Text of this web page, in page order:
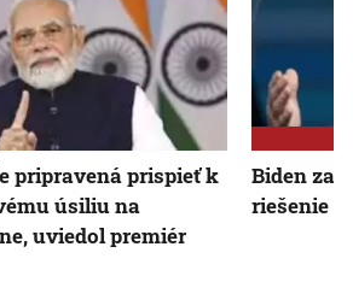
pripravená prispieť k
úsiliu na
uviedol premiér
Biden
riešenie